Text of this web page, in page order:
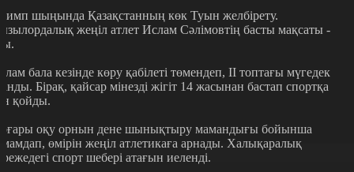
шыңында Қазақстанның көк Туын желбірету.
жеңіл атлет Ислам Сәлімовтің басты мақсаты -
бала кезінде көру қабілеті төмендеп, ІІ топтағы мүгедек
Бірақ, қайсар мінезді жігіт 14 жасынан бастап спортқа
қойды.
оқу орнын дене шынықтыру мамандығы бойынша
өмірін жеңіл атлетикаға арнады. Халықаралық
спорт шебері атағын иеленді.